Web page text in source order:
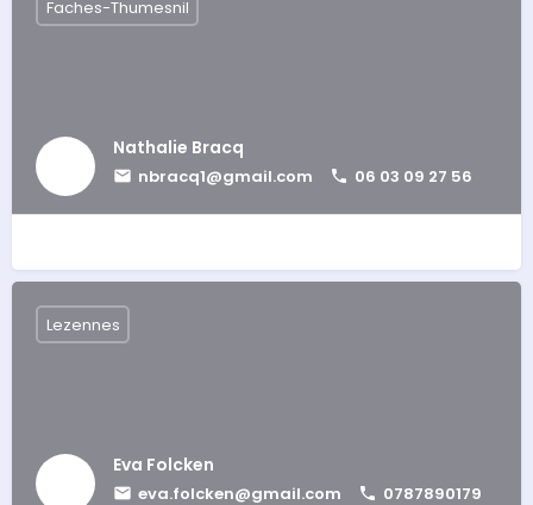
Nathalie Bracq
nbracq1@gmail.com 06 03 09 27 56
Faches-Thumesnil
Eva Folcken
eva.folcken@gmail.com 0787890179
Lezennes